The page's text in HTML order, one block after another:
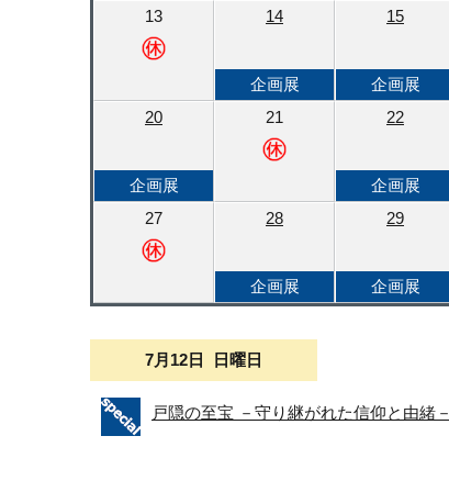
13
14
企画展
15
企画展
20
企画展
21 22
企画展
27
28
企画展
29
企画展
7月12日 日曜日
戸隠の至宝 －守り継がれた信仰と由緒－